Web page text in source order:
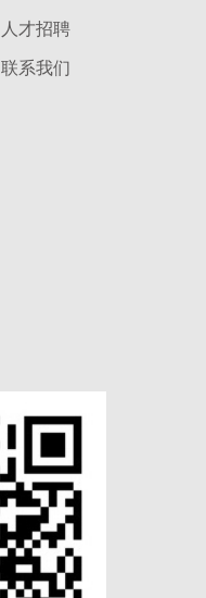
人才招聘
联系我们